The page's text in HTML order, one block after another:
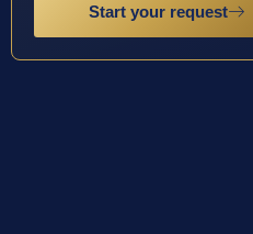
Start your request